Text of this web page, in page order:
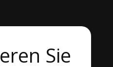
Sie